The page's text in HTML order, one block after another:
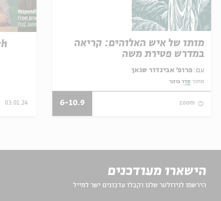
מותו של איש האלוהים: קריאה
במדרש פטירת משה
עם:
מתוך:סדר בוקר
zoom
6-10.9
03.01.24
הישארו מעודכנים
הירשמו לניוזלטר שלנו וקבלו עדכונים ישר למייל